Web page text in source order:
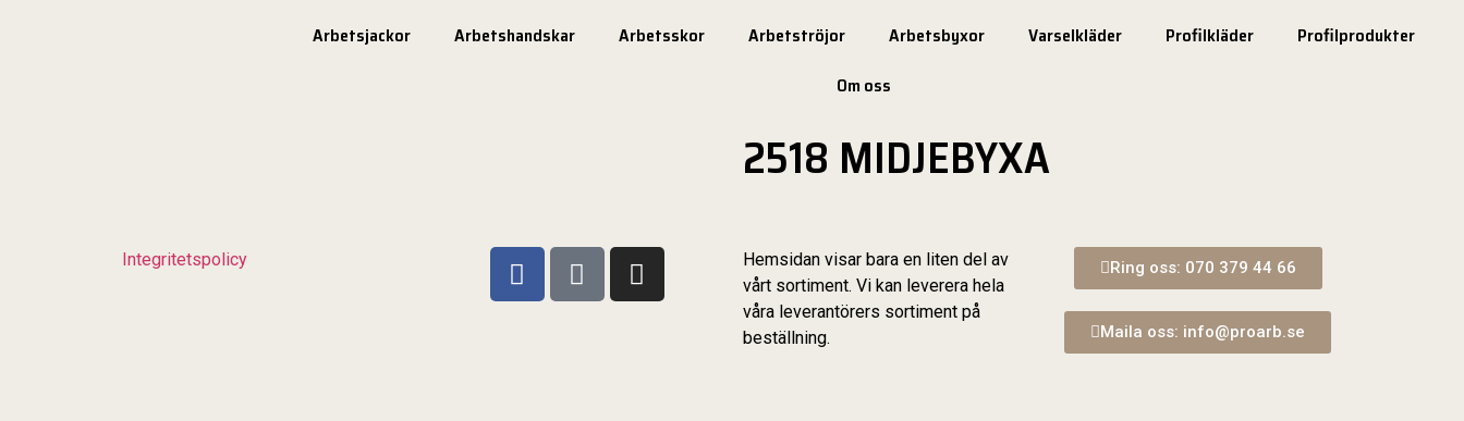
Arbetsjackor Arbetshandskar Arbetsskor Arbetströjor Arbetsbyxor Varselkläder Profilkläder
Profilprodukter
Om oss
2518 MIDJEBYXA
Integritetspolicy
Hemsidan visar bara en liten del av
vårt sortiment. Vi kan leverera hela
våra leverantörers sortiment på
beställning.
Ring oss: 070 379 44 66
Maila oss: info@proarb.se